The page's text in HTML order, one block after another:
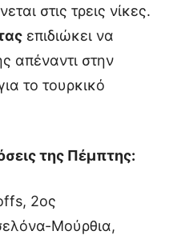
στις τρεις νίκες.
επιδιώκει να
απέναντι στην
το τουρκικό
της Πέμπτης:
2ος
Μούρθια,